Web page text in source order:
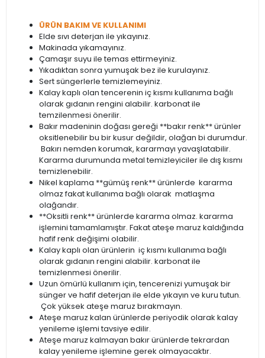
ÜRÜN BAKIM VE KULLANIMI
Elde sıvı deterjan ile yıkayınız.
Makinada yıkamayınız.
Çamaşır suyu ile temas ettirmeyiniz.
Yıkadıktan sonra yumuşak bez ile kurulayınız.
Sert süngerlerle temizlemeyiniz.
Kalay kaplı olan tencerenin iç kısmı kullanıma bağlı
olarak gıdanın rengini alabilir. karbonat ile
temzilenmesi önerilir.
Bakır madeninin doğası gereği **bakır renk** ürünler
oksitlenebilir bu bir kusur değildir, olağan bi durumdur.
Bakırı nemden korumak, kararmayı yavaşlatabilir.
Kararma durumunda metal temizleyiciler ile dış kısmı
temizlenebilir.
Nikel kaplama **gümüş renk** ürünlerde kararma
olmaz fakat kullanıma bağlı olarak matlaşma
olağandır.
**Oksitli renk** ürünlerde kararma olmaz. kararma
işlemini tamamlamıştır. Fakat ateşe maruz kaldığında
hafif renk değişimi olabilir.
Kalay kaplı olan ürünlerin iç kısmı kullanıma bağlı
olarak gıdanın rengini alabilir. karbonat ile
temizlenmesi önerilir.
Uzun ömürlü kullanım için, tencerenizi yumuşak bir
sünger ve hafif deterjan ile elde yıkayın ve kuru tutun.
Çok yüksek ateşe maruz bırakmayın.
Ateşe maruz kalan ürünlerde periyodik olarak kalay
yenileme işlemi tavsiye edilir.
Ateşe maruz kalmayan bakır ürünlerde tekrardan
kalay yenileme işlemine gerek olmayacaktır.